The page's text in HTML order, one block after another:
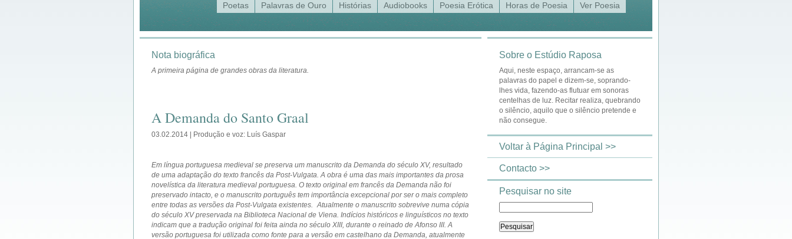
Poetas Palavras de Ouro Histórias Audiobooks Poesia Erótica Horas de Poesia Ver Poesia
Nota biográfica
A primeira página de grandes obras da literatura.
A Demanda do Santo Graal
03.02.2014 | Produção e voz: Luís Gaspar
Em língua portuguesa medieval se preserva um manuscrito da Demanda do século XV, resultado
de uma adaptação do texto francês da Post-Vulgata. A obra é uma das mais importantes da prosa
novelística da literatura medieval portuguesa. O texto original em francês da Demanda não foi
preservado intacto, e o manuscrito português tem importância excepcional por ser o mais completo
entre todas as versões da Post-Vulgata existentes. Atualmente o manuscrito sobrevive numa cópia
do século XV preservada na Biblioteca Nacional de Viena. Indícios históricos e linguísticos no texto
indicam que a tradução original foi feita ainda no século XIII, durante o reinado de Afonso III. A
versão portuguesa foi utilizada como fonte para a versão em castelhano da Demanda, atualmente
Sobre o Estúdio Raposa
Aqui, neste espaço, arrancam-se as
palavras do papel e dizem-se, soprando-
lhes vida, fazendo-as flutuar em sonoras
centelhas de luz. Recitar realiza, quebrando
o silêncio, aquilo que o silêncio pretende e
não consegue.
Voltar à Página Principal >>
Contacto >>
Pesquisar no site